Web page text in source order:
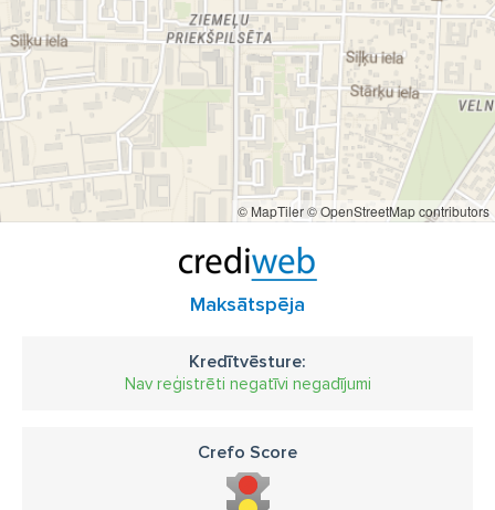
© MapTiler© OpenStreetMap contributors
Maksātspēja
Kredītvēsture:
Nav reģistrēti negatīvi negadījumi
Crefo Score